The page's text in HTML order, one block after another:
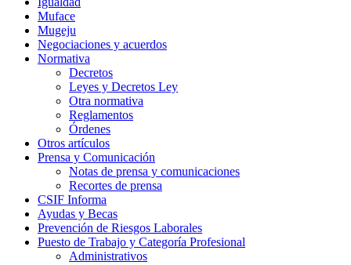
Muface
Mugeju
Negociaciones y acuerdos
Normativa
Decretos
Leyes y Decretos Ley
Otra normativa
Reglamentos
Órdenes
Otros artículos
Prensa y Comunicación
Notas de prensa y comunicaciones
Recortes de prensa
CSIF Informa
Ayudas y Becas
Prevención de Riesgos Laborales
Puesto de Trabajo y Categoría Profesional
Administrativos